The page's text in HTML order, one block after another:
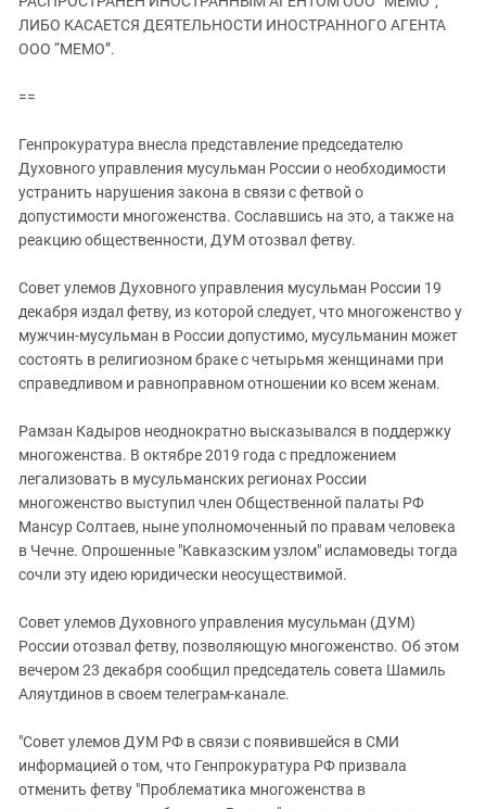
ЗАСТАВЛЯЕТ
КАВКАЗ ЗА ПАЛЕСТИНУ
Дагестан
Ингушетия
Карачаево-Черкесия
Краснодарский край
Нагорный Карабах
Ростовская область
Северная Осетия - Алания
СКФО
Ставропольский край
Южная Осетия
Южный Кавказ
ЮФО
ЛИБО КАСАЕТСЯ ДЕЯТЕЛЬНОСТИ ИНОСТРАННОГО АГЕНТА
ООО “МЕМО”.
==
Генпрокуратура внесла представление председателю
Духовного управления мусульман России о необходимости
устранить нарушения закона в связи с фетвой о
допустимости многоженства. Сославшись на это, а также на
реакцию общественности, ДУМ отозвал фетву.
Cовет улемов Духовного управления мусульман России 19
декабря издал фетву, из которой следует, что многоженство у
мужчин-мусульман в России допустимо, мусульманин может
состоять в религиозном браке с четырьмя женщинами при
справедливом и равноправном отношении ко всем женам.
Рамзан Кадыров неоднократно высказывался в поддержку
многоженства. В октябре 2019 года с предложением
легализовать в мусульманских регионах России
многоженство выступил член Общественной палаты РФ
Мансур Солтаев, ныне уполномоченный по правам человека
в Чечне. Опрошенные "Кавказским узлом" исламоведы тогда
сочли эту идею юридически неосуществимой.
Совет улемов Духовного управления мусульман (ДУМ)
России отозвал фетву, позволяющую многоженство. Об этом
вечером 23 декабря сообщил председатель совета Шамиль
Аляутдинов в своем телеграм-канале.
"Совет улемов ДУМ РФ в связи с появившейся в СМИ
информацией о том, что Генпрокуратура РФ призвала
отменить фетву "Проблематика многоженства в